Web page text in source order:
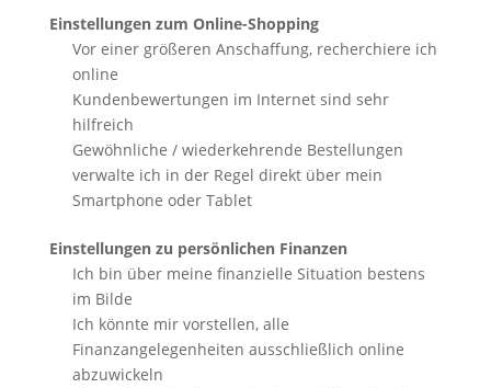
Einstellungen zum Online-Shopping
Vor einer größeren Anschaffung, recherchiere ich
online
Kundenbewertungen im Internet sind sehr
hilfreich
Gewöhnliche / wiederkehrende Bestellungen
verwalte ich in der Regel direkt über mein
Smartphone oder Tablet
Einstellungen zu persönlichen Finanzen
Ich bin über meine finanzielle Situation bestens
im Bilde
Ich könnte mir vorstellen, alle
Finanzangelegenheiten ausschließlich online
abzuwickeln